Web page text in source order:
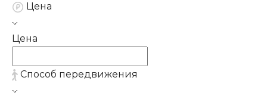
Цена
Цена
Способ передвижения